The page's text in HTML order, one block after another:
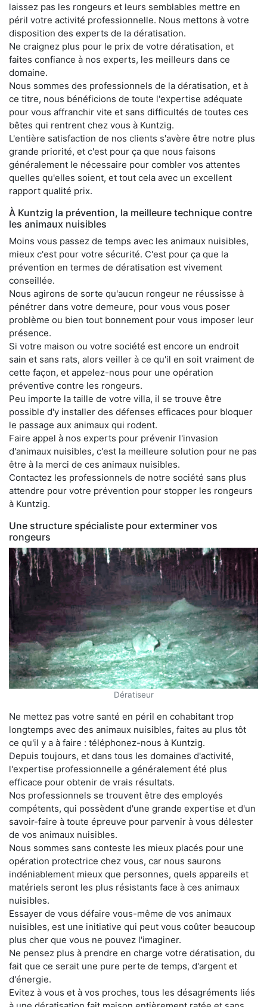
laissez pas les rongeurs et leurs semblables mettre en
péril votre activité professionnelle. Nous mettons à votre
disposition des experts de la dératisation.
Ne craignez plus pour le prix de votre dératisation, et
faites confiance à nos experts, les meilleurs dans ce
domaine.
Nous sommes des professionnels de la dératisation, et à
ce titre, nous bénéficions de toute l'expertise adéquate
pour vous affranchir vite et sans difficultés de toutes ces
bêtes qui rentrent chez vous à Kuntzig.
L'entière satisfaction de nos clients s'avère être notre plus
grande priorité, et c'est pour ça que nous faisons
généralement le nécessaire pour combler vos attentes
quelles qu'elles soient, et tout cela avec un excellent
rapport qualité prix.
À Kuntzig la prévention, la meilleure technique contre
les animaux nuisibles
Moins vous passez de temps avec les animaux nuisibles,
mieux c'est pour votre sécurité. C'est pour ça que la
prévention en termes de dératisation est vivement
conseillée.
Nous agirons de sorte qu'aucun rongeur ne réussisse à
pénétrer dans votre demeure, pour vous vous poser
problème ou bien tout bonnement pour vous imposer leur
présence.
Si votre maison ou votre société est encore un endroit
sain et sans rats, alors veiller à ce qu'il en soit vraiment de
cette façon, et appelez-nous pour une opération
préventive contre les rongeurs.
Peu importe la taille de votre villa, il se trouve être
possible d'y installer des défenses efficaces pour bloquer
le passage aux animaux qui rodent.
Faire appel à nos experts pour prévenir l'invasion
d'animaux nuisibles, c'est la meilleure solution pour ne pas
être à la merci de ces animaux nuisibles.
Contactez les professionnels de notre société sans plus
attendre pour votre prévention pour stopper les rongeurs
à Kuntzig.
Une structure spécialiste pour exterminer vos
rongeurs
Dératiseur
Ne mettez pas votre santé en péril en cohabitant trop
longtemps avec des animaux nuisibles, faites au plus tôt
ce qu'il y a à faire : téléphonez-nous à Kuntzig.
Depuis toujours, et dans tous les domaines d'activité,
l'expertise professionnelle a généralement été plus
efficace pour obtenir de vrais résultats.
Nos professionnels se trouvent être des employés
compétents, qui possèdent d'une grande expertise et d'un
savoir-faire à toute épreuve pour parvenir à vous délester
de vos animaux nuisibles.
Nous sommes sans conteste les mieux placés pour une
opération protectrice chez vous, car nous saurons
indéniablement mieux que personnes, quels appareils et
matériels seront les plus résistants face à ces animaux
nuisibles.
Essayer de vous défaire vous-même de vos animaux
nuisibles, est une initiative qui peut vous coûter beaucoup
plus cher que vous ne pouvez l'imaginer.
Ne pensez plus à prendre en charge votre dératisation, du
fait que ce serait une pure perte de temps, d'argent et
d'énergie.
Evitez à vous et à vos proches, tous les désagréments liés